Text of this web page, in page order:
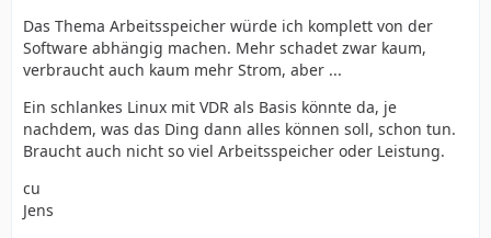
Das Thema Arbeitsspeicher würde ich komplett von der
Software abhängig machen. Mehr schadet zwar kaum,
verbraucht auch kaum mehr Strom, aber ...
Ein schlankes Linux mit VDR als Basis könnte da, je
nachdem, was das Ding dann alles können soll, schon tun.
Braucht auch nicht so viel Arbeitsspeicher oder Leistung.
cu
Jens